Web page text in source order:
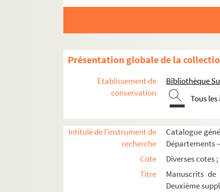
Présentation globale de la
Etablissement de
conservation
Bibliothèque
Tous
Intitulé de l'instrument de
recherche
Catalogue
Départements
Cote
Diverses cotes ;
Titre
Manuscrits
Deuxième